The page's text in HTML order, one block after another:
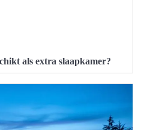
als extra slaapkamer?